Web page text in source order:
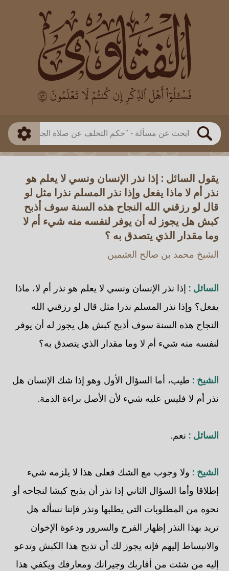
بحث
العالم
بن باز
بن العثيمين
اللجنة الدائمة
طريقة البحث
ذكي
يقول السائل : إذا نذر الإنسان ونسي لا يعلم هو
نذر أم لا ماذا يفعل وإذا نذر المسلم نذرا مثل لو
قال لو رزقني الله النجاح هذه السنة سوف أذبح
كبش هل يجوز له أن يوفر لنفسه منه شيء أم لا
وما مقدار الذي يتصدق به ؟
الشيخ محمد بن صالح العثيمين
السائل : إذا نذر الإنسان ونسي لا يعلم هو نذر أم لا، ماذا
يفعل؟ وإذا نذر المسلم نذرا مثل قال لو رزقني الله
النجاح هذه السنة سوف أذبح كبش هل يجوز له أن يوفر
لنفسه منه شيء أم لا وما مقدار الذي يتصدق به؟
الشيخ : طيب، أما السؤال الأول وهو إذا شك الإنسان هل
نذر أم لا فليس عليه شيء لأن الأصل براءة الذمة.
السائل : نعم.
الشيخ : ولا وجوب مع الشك فعلى هذا لا يلزمه شيء
إطلاقا وأما السؤال الثاني إذا نذر أن يذبح كبشا لنجاحه أو
نحوه من المطلوبات التي يطلبها ونذر فإننا نسأله هل
تريد بهذا النذر إظهار الفرح والسرور ودعوة الإخوان
والانبساط إليهم فإنه يجوز لك أن تذبح هذا الكبش وتدعو
إليه من شئت من أقاربك وجيرانك ومعارفك ويكفي هذا